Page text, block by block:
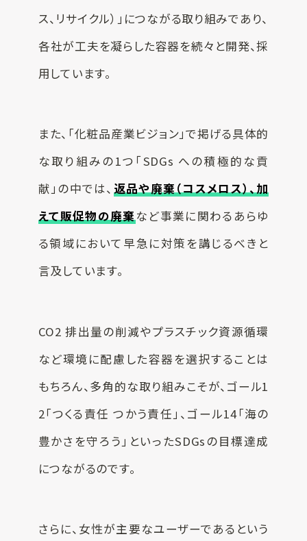
ス、リサイクル）」につながる取り組みであり、
各社が工夫を凝らした容器を続々と開発、採
用しています。
また、「化粧品産業ビジョン」で掲げる具体的
な取り組みの1つ「SDGs への積極的な貢
献」の中では、 返品や廃棄（コスメロス）、加
えて販促物の廃棄など事業に関わるあらゆ
る領域において早急に対策を講じるべきと
言及しています。
CO2 排出量の削減やプラスチック資源循環
など環境に配慮した容器を選択することは
もちろん、多角的な取り組みこそが、ゴール1
2「つくる責任 つかう責任」、ゴール14「海の
豊かさを守ろう」といったSDGsの目標達成
につながるのです。
さらに、女性が主要なユーザーであるという